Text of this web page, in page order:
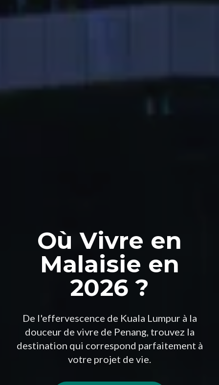
Où Vivre en
Malaisie en
2026 ?
De l'effervescence de Kuala Lumpur à la
douceur de vivre de Penang, trouvez la
destination qui correspond parfaitement à
votre projet de vie.